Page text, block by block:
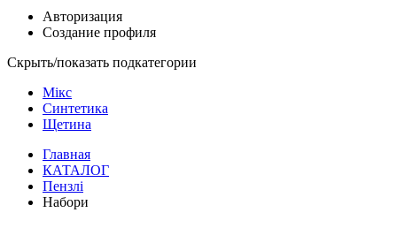
Авторизация
Создание профиля
Скрыть/показать подкатегории
Мікс
Синтетика
Щетина
Главная
КАТАЛОГ
Пензлі
Набори